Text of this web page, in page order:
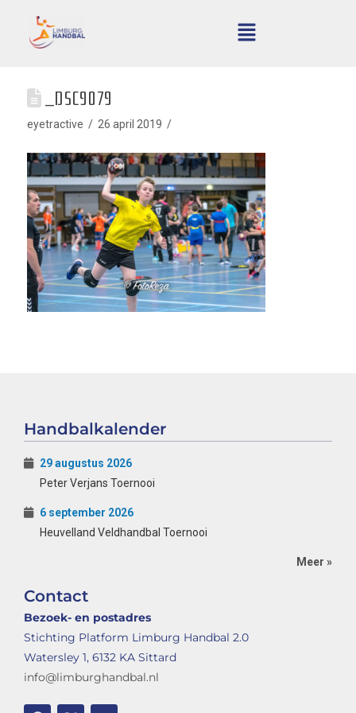
_DSC9079
eyetractive 26 april 2019
Handbalkalender
29 augustus 2026
Peter Verjans Toernooi
6 september 2026
Heuvelland Veldhandbal Toernooi
Meer »
Contact
Bezoek- en postadres
Stichting Platform Limburg Handbal 2.0
Watersley 1, 6132 KA Sittard
info@limburghandbal.nl